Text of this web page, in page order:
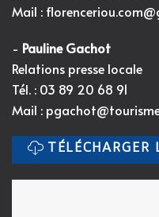
Mail :
- Pauline Gachot
Relations presse locale
Tél. : 03 89 20 68 91
Mail :
TÉLÉCHARGER